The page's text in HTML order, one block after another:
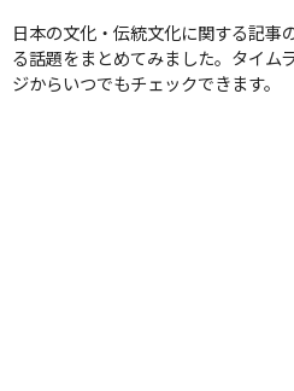
日本の文化・伝統文化に関する記事
る話題をまとめてみました。タイム
ジからいつでもチェックできます。